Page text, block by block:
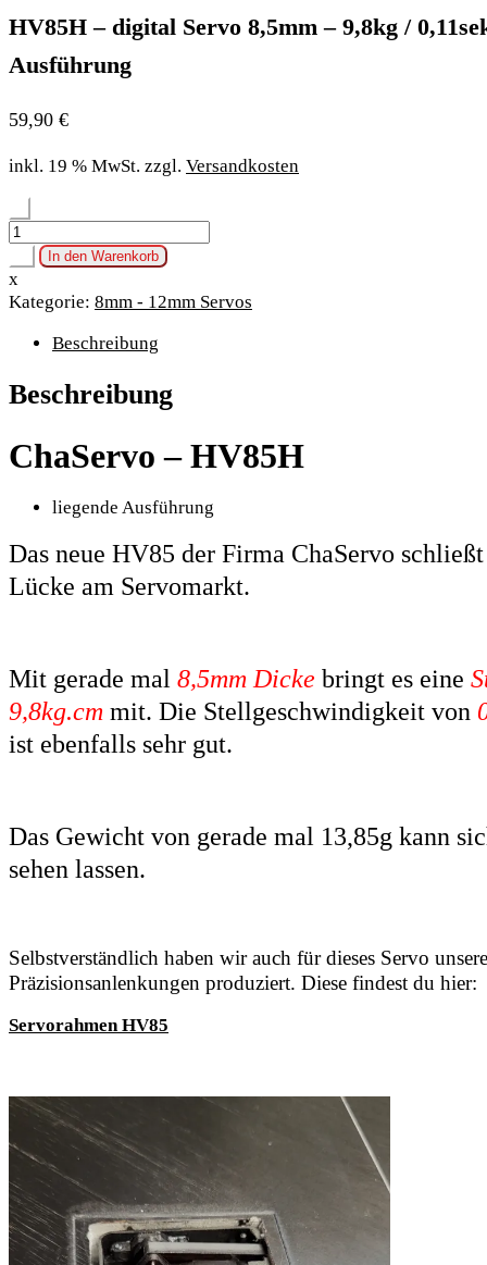
HV85H – digital Servo 8,5mm – 9,8kg /
Ausführung
59,90 €
inkl. 19 % MwSt. zzgl. Versandkosten
HV85H
digital
Servo
/
liegende
Menge
In den Warenkorb
x
Kategorie: 8mm - 12mm Servos
Beschreibung
Beschreibung
ChaServo – HV85H
liegende Ausführung
Das neue HV85 der Firma ChaServo
Lücke am Servomarkt.
Mit gerade mal 8,5mm Dicke bringt es eine
9,8kg.cm mit. Die Stellgeschwindigkeit von
ist ebenfalls sehr gut.
Das Gewicht von gerade mal 13,85g kann
sehen lassen.
Selbstverständlich haben wir auch für dieses Servo unsere
Präzisionsanlenkungen produziert. Diese findest du hier:
Servorahmen HV85